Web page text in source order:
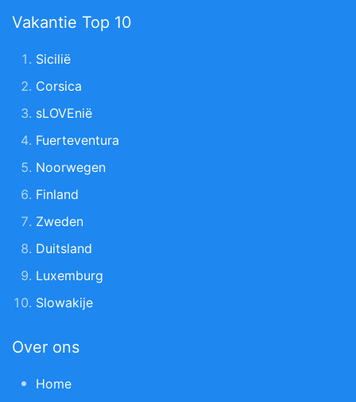
Vakantie Top 10
Sicilië
Corsica
sLOVEnië
Fuerteventura
Noorwegen
Finland
Zweden
Duitsland
Luxemburg
Slowakije
Over ons
Home